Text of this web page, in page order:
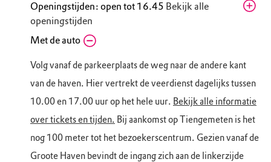
Openingstijden: open tot 16.45 Bekijk alle
openingstijden
Vrijdag
10.15 - 16.45
Woensdag
10.15 - 16.45
Donderdag
Met de auto
Volg vanaf de parkeerplaats de weg naar de andere kant
van de haven. Hier vertrekt de veerdienst dagelijks tussen
10.00 en 17.00 uur op het hele uur. Bekijk alle informatie
over tickets en tijden. Bij aankomst op Tiengemeten is het
nog 100 meter tot het bezoekerscentrum. Gezien vanaf de
Groote Haven bevindt de ingang zich aan de linkerzijde